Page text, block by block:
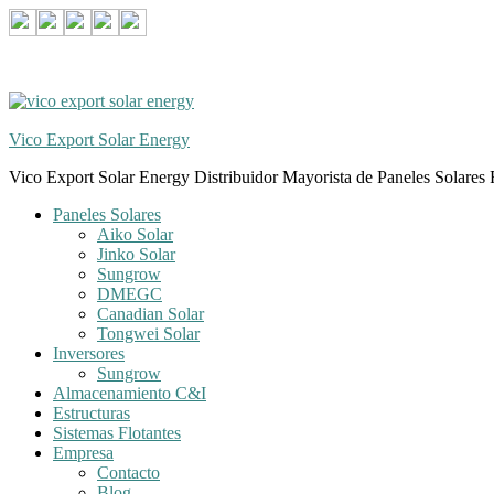
Skip
to
Skip
to
Vico Export Solar Energy
Vico Export Solar Energy Distribuidor Mayorista de Paneles Solares
Toggle
navigation
Paneles Solares
Aiko Solar
Jinko Solar
Sungrow
DMEGC
Canadian Solar
Tongwei Solar
Inversores
Sungrow
Almacenamiento C&I
Estructuras
Sistemas Flotantes
Empresa
Contacto